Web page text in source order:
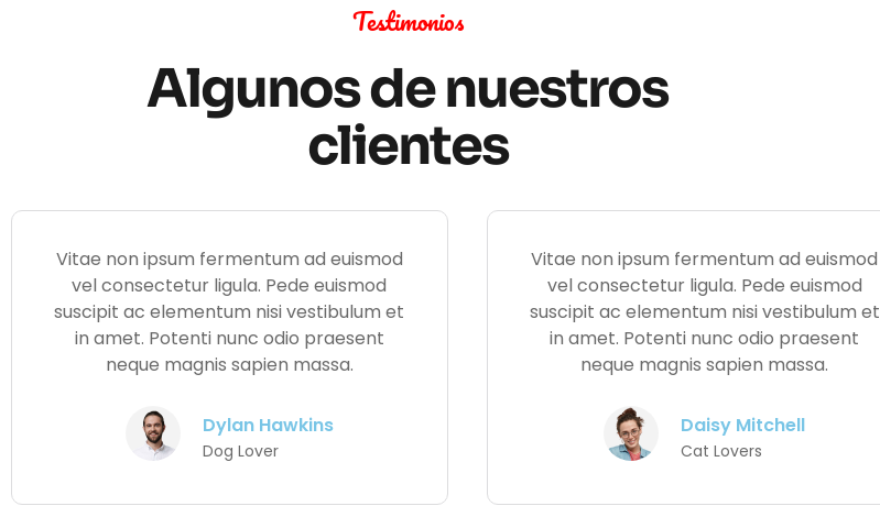
Testimonios
Algunos de nuestros
clientes
Vitae non ipsum fermentum ad euismod
vel consectetur ligula. Pede euismod
suscipit ac elementum nisi vestibulum et
in amet. Potenti nunc odio praesent
neque magnis sapien massa.
Dylan Hawkins
Dog Lover
Vitae non ipsum fermentum ad euismod
vel consectetur ligula. Pede euismod
suscipit ac elementum nisi vestibulum et
in amet. Potenti nunc odio praesent
neque magnis sapien massa.
Daisy Mitchell
Cat Lovers